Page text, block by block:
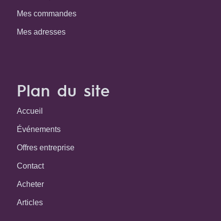
Mes commandes
Mes adresses
Plan du site
Accueil
Événements
Offres entreprise
Contact
Acheter
Articles